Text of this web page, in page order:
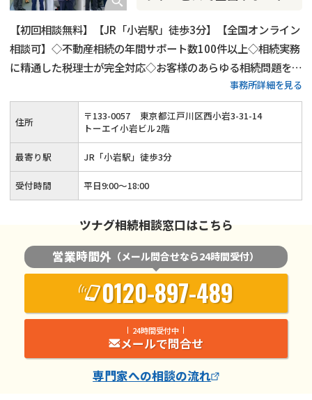
【初回相談無料】【JR「小岩駅」徒歩3分】【全国オンライン
相談可】◇不動産相続の年間サポート数100件以上◇相続実務
に精通した税理士が完全対応◇お客様のあらゆる相続問題を解
事務所詳細を見る
住所 〒133-0057
東京都江戸川区西小岩3-31-14
トーエイ小岩ビル2階
最寄り駅 JR「小岩駅」徒歩3分
受付時間 平日9:00～18:00
ツナグ相続相談窓口はこちら
営業時間外 （メール問合せなら24時間受付）
0120-897-489
24時間受付中
メールで問合せ
専門家への相談の流れ